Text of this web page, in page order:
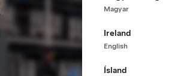
Magyar
Ireland
English
Ísland